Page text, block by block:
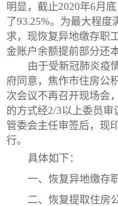
明显，截止2020年6月
了93.25%。 为最大程度
求，现恢复异地缴存职
金账户余额提前部分还
由于受新冠肺炎疫
府同意， 焦作市住房公
次会议不再召开现场会，
的方式经2/3以上委员审
管委会主任审签后， 现
行。
具体如下：
一、恢复异地缴存
二、恢复提取住房